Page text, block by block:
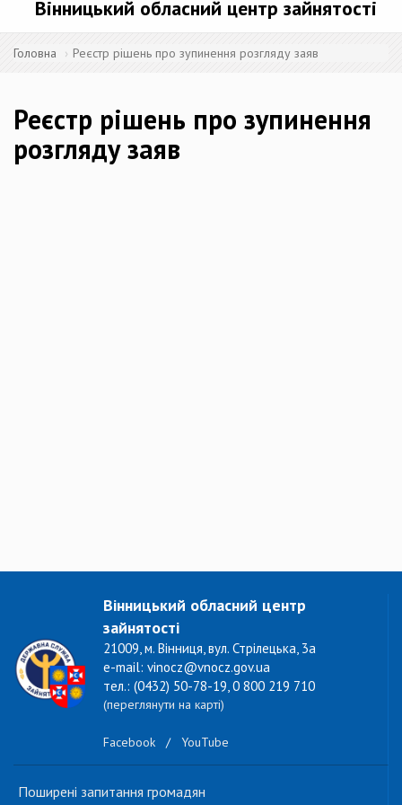
Вінницький обласний центр зайнятості
Головна Реєстр рішень про зупинення розгляду заяв
Реєстр рішень про зупинення
розгляду заяв
Вінницький обласний центр
зайнятості
21009, м. Вінниця, вул. Стрілецька, 3а
e-mail: vinocz@vnocz.gov.ua
тел.: (0432) 50-78-19, 0 800 219 710
(переглянути на карті)
Facebook / YouTube
Поширені запитання громадян